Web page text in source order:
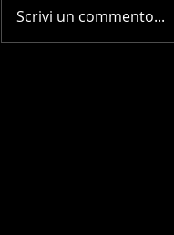
JULLIANGES: IL
Scrivi un commento...